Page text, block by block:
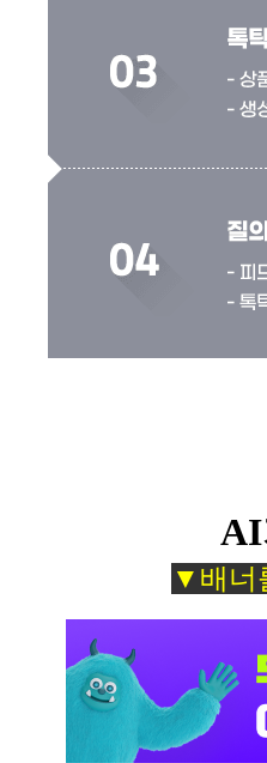
AI
▼배너